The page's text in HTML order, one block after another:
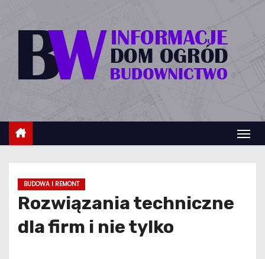
o
BUDOWA I REMONT
Rozwiązania techniczne
dla firm i nie tylko